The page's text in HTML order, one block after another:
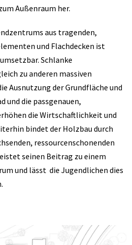
Außenraum her.
aus tragenden,
und Flachdecken ist
Schlanke
zu anderen massiven
Ausnutzung der Grundfläche und
und die passgenauen,
die Wirtschaftlichkeit und
bindet der Holzbau durch
ressourcenschonenden
seinen Beitrag zu einem
und lässt die Jugendlichen dies